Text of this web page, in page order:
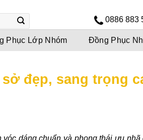
0886 883
Phục Lớp Nhóm Đồng Phục
đẹp, sang trọng
vóc dáng chuẩn và phong thái ưu